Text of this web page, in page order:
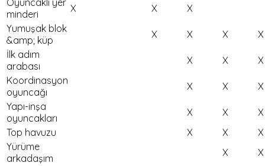
Oyuncaklı yer
minderi
X X
X
Yumuşak blok
&amp; küp
X X X
X
İlk adım
arabası
X X
X
Koordinasyon
oyuncağı
X X
X
Yapı-inşa
oyuncakları
X X
X
Top havuzu
X X
X
Yürüme
arkadaşım
X
X